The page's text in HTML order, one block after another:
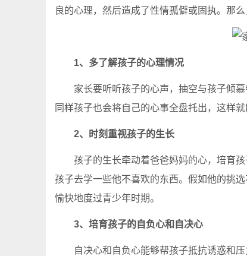
良的心理，然后造成了性情孤僻或固执。那
1、多了解孩子的心理情况
家长要听听孩子的心声，抽空与孩子倾慕
同样孩子也会将自己的心事全盘托出，这样
2、时刻重视孩子的生长
孩子的生长牵动着爸爸妈妈的心，培育孩
孩子去学一些他不喜欢的东西。假如他的挑
愉快地度过青少年时期。
3、培育孩子的自负心和自决心
自决心和自负心能够帮孩子抵抗诱惑和压